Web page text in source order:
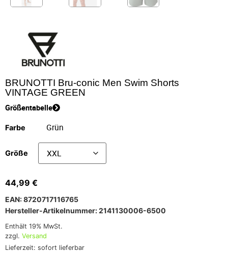
BRUNOTTI Bru-conic Men Swim Shorts
VINTAGE GREEN
Größentabelle
Farbe
Größe
44,99 €
EAN: 8720717116765
Hersteller-Artikelnummer: 2141130006-6500
Enthält 19% MwSt.
zzgl. Versand
Lieferzeit: sofort lieferbar